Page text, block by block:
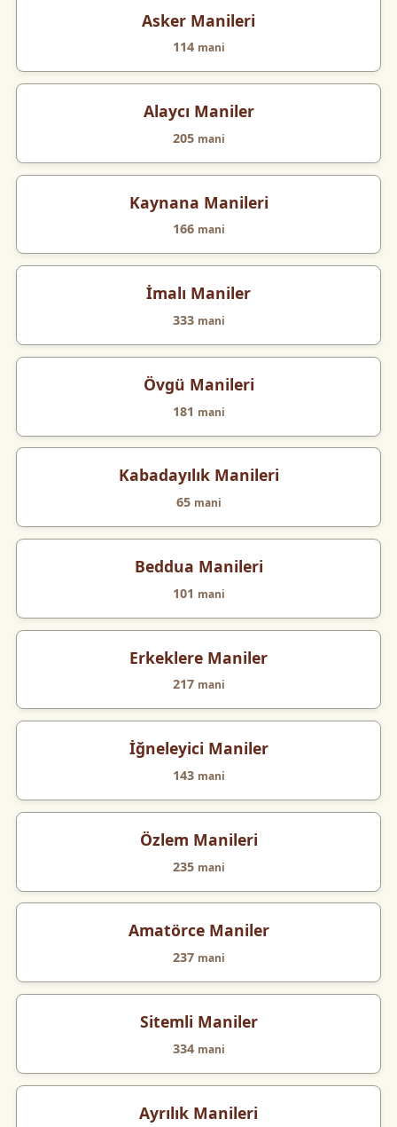
Asker Manileri
114 mani
Alaycı Maniler
205 mani
Kaynana Manileri
166 mani
İmalı Maniler
333 mani
Övgü Manileri
181 mani
Kabadayılık Manileri
65 mani
Beddua Manileri
101 mani
Erkeklere Maniler
217 mani
İğneleyici Maniler
143 mani
Özlem Manileri
235 mani
Amatörce Maniler
237 mani
Sitemli Maniler
334 mani
Ayrılık Manileri